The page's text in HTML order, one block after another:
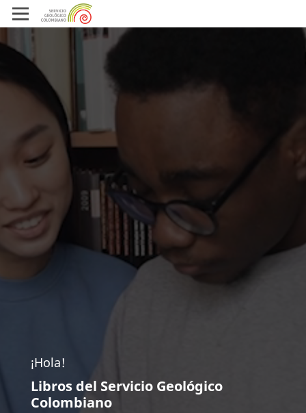
¡Hola!
Libros del Servicio Geológico
Colombiano